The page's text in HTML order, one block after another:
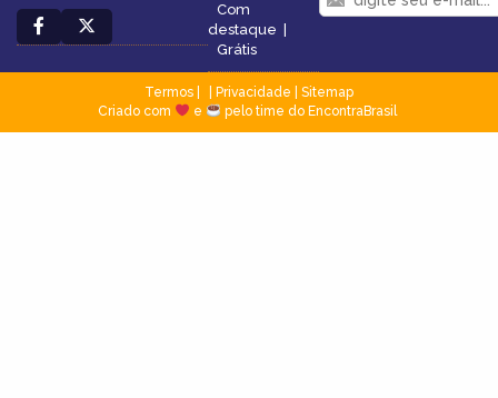
Com
destaque
Grátis
Termos Privacidade
Sitemap
Criado com
e pelo time do EncontraBrasil